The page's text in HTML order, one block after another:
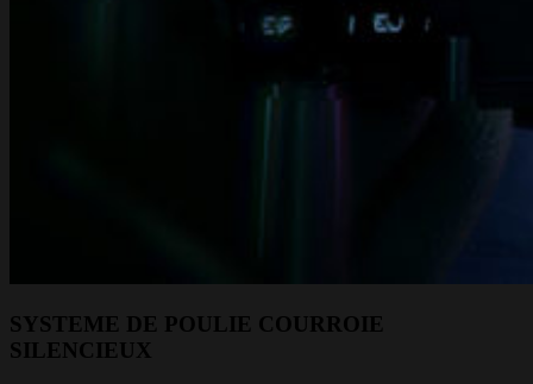
SYSTEME DE POULIE COURROIE
SILENCIEUX